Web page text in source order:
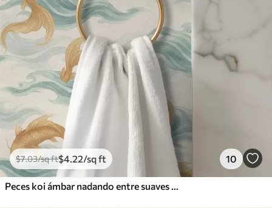
$7.03/sq ft$4.22/sq ft 10
Peces koi ámbar nadando entre suaves olas turquesas